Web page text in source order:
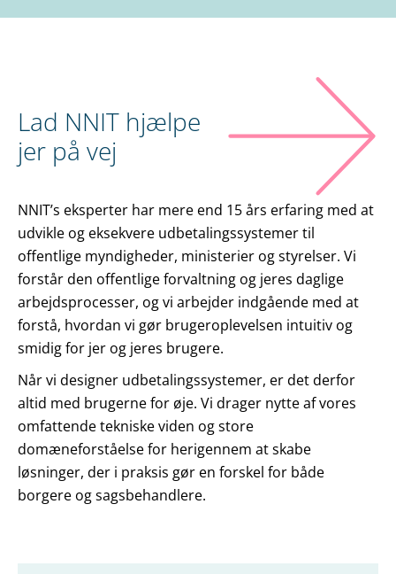
Lad NNIT hjælpe
jer på vej
NNIT’s eksperter har mere end 15 års erfaring med at
udvikle og eksekvere udbetalingssystemer til
offentlige myndigheder, ministerier og styrelser. Vi
forstår den offentlige forvaltning og jeres daglige
arbejdsprocesser, og vi arbejder indgående med at
forstå, hvordan vi gør brugeroplevelsen intuitiv og
smidig for jer og jeres brugere.
Når vi designer udbetalingssystemer, er det derfor
altid med brugerne for øje. Vi drager nytte af vores
omfattende tekniske viden og store
domæneforståelse for herigennem at skabe
løsninger, der i praksis gør en forskel for både
borgere og sagsbehandlere.